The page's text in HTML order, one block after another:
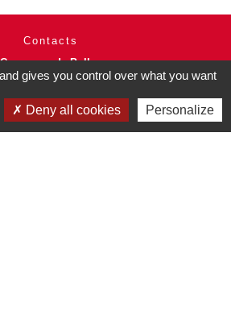
Contacts
Commune de Pullay
2 rue des Rossignols
+33 2 32 32 18 58
gives you control over what you want
Deny all cookies Personalize